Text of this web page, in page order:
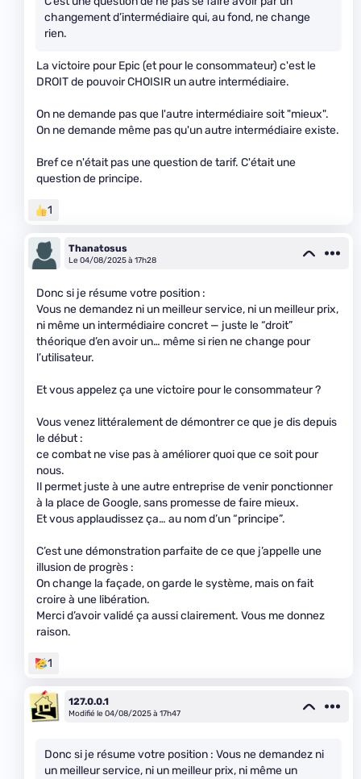
changement d’intermédiaire qui, au fond, ne change
rien.
La victoire pour Epic (et pour le consommateur) c'est le
DROIT de pouvoir CHOISIR un autre intermédiaire.
On ne demande pas que l'autre intermédiaire soit "mieux".
On ne demande même pas qu'un autre intermédiaire existe.
Bref ce n'était pas une question de tarif. C'était une
question de principe.
1
Thanatosus
Le 04/08/2025 à 17h28
Donc si je résume votre position :
Vous ne demandez ni un meilleur service, ni un meilleur prix,
ni même un intermédiaire concret — juste le “droit”
théorique d’en avoir un… même si rien ne change pour
l’utilisateur.
Et vous appelez ça une victoire pour le consommateur ?
Vous venez littéralement de démontrer ce que je dis depuis
le début :
ce combat ne vise pas à améliorer quoi que ce soit pour
nous.
Il permet juste à une autre entreprise de venir ponctionner
à la place de Google, sans promesse de faire mieux.
Et vous applaudissez ça… au nom d’un “principe”.
C’est une démonstration parfaite de ce que j’appelle une
illusion de progrès :
On change la façade, on garde le système, mais on fait
croire à une libération.
Merci d’avoir validé ça aussi clairement. Vous me donnez
raison.
1
127.0.0.1
Modifié le 04/08/2025 à 17h47
Donc si je résume votre position : Vous ne demandez ni
un meilleur service, ni un meilleur prix, ni même un